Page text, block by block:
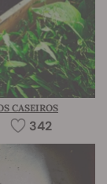
CASEIROS
342